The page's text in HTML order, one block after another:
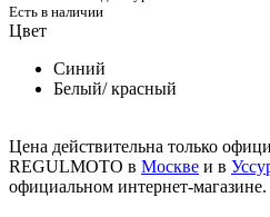
Есть в наличии
Цвет
Синий
Белый/ красный
Цена действительна только
REGULMOTO в Москве и в
официальном интернет-магазине.